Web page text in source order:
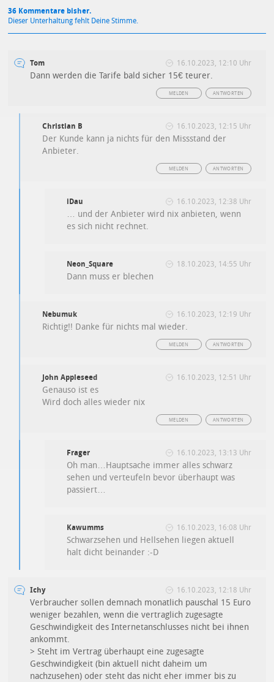
36 Kommentare bisher.
Dieser Unterhaltung fehlt Deine Stimme.
Tom 16.10.2023, 12:10 Uhr
Dann werden die Tarife bald sicher 15€ teurer.
ANTWORTEN
MELDEN
Christian B 16.10.2023, 12:15 Uhr
Der Kunde kann ja nichts für den Missstand der
Anbieter.
ANTWORTEN
MELDEN
iDau 16.10.2023, 12:38 Uhr
… und der Anbieter wird nix anbieten, wenn
es sich nicht rechnet.
Neon_Square 18.10.2023, 14:55 Uhr
Dann muss er blechen
Nebumuk 16.10.2023, 12:19 Uhr
Richtig!! Danke für nichts mal wieder.
ANTWORTEN
MELDEN
John Appleseed 16.10.2023, 12:51 Uhr
Genauso ist es
Wird doch alles wieder nix
ANTWORTEN
MELDEN
Frager 16.10.2023, 13:13 Uhr
Oh man…Hauptsache immer alles schwarz
sehen und verteufeln bevor überhaupt was
passiert…
Kawumms 16.10.2023, 16:08 Uhr
Schwarzsehen und Hellsehen liegen aktuell
halt dicht beinander :-D
Ichy 16.10.2023, 12:18 Uhr
Verbraucher sollen demnach monatlich pauschal 15 Euro
weniger bezahlen, wenn die vertraglich zugesagte
Geschwindigkeit des Internetanschlusses nicht bei ihnen
ankommt.
> Steht im Vertrag überhaupt eine zugesagte
Geschwindigkeit (bin aktuell nicht daheim um
nachzusehen) oder steht das nicht eher immer bis zu